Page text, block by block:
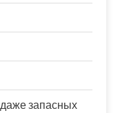
запасных